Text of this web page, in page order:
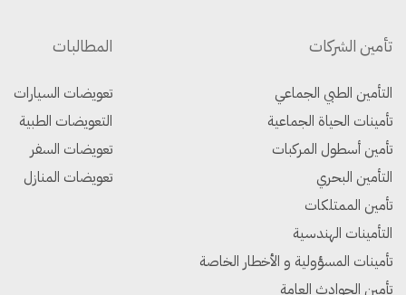
تأمين الشركات
التأمين الطبي الجماعي
تأمينات الحياة الجماعية
تأمين أسطول المركبات
التأمين البحري
تأمين الممتلكات
التأمينات الهندسية
تأمينات المسؤولية و الأخطار الخاصة
تأمين الحوادث العامة
المطالبات
تعويضات السيارات
التعويضات الطبية
تعويضات السفر
تعويضات المنازل